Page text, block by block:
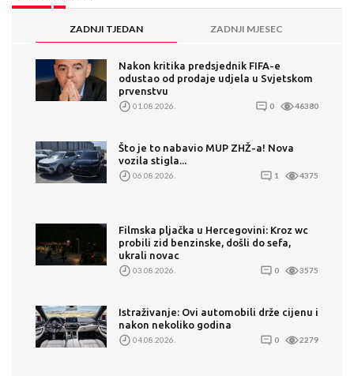
ZADNJI TJEDAN ZADNJI MJESEC
Nakon kritika predsjednik FIFA-e
odustao od prodaje udjela u Svjetskom
prvenstvu
01.08.2026. 0 46380
Što je to nabavio MUP ZHŽ-a! Nova
vozila stigla...
06.08.2026. 1 4375
Filmska pljačka u Hercegovini: Kroz wc
probili zid benzinske, došli do sefa,
ukrali novac
03.08.2026. 0 3575
Istraživanje: Ovi automobili drže cijenu i
nakon nekoliko godina
04.08.2026. 0 2279